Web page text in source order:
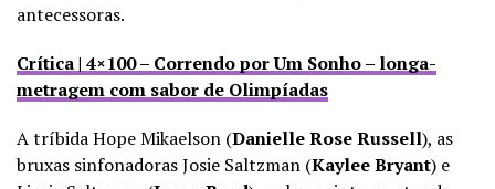
antecessoras.
Crítica | 4×100 – Correndo por Um Sonho – longa-
metragem com sabor de Olimpíadas
A tríbida Hope Mikaelson (Danielle Rose Russell), as
bruxas sinfonadoras Josie Saltzman (Kaylee Bryant) e